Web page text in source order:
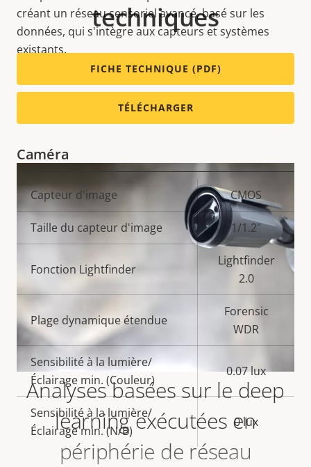
créant un réseau sensoriel avancé, basé sur les
données, qui s'intègre aux capteurs et systèmes
existants.
TÉLÉCHARGER
Analyses basées sur le deep
learning exécutées en
périphérie de réseau
techniques
FICHE TECHNIQUE (PDF)
Variantes : AXIS P1468-XLE / AXIS P1468-XLE JP
Caméra
Description
de la
propriété
Valeur de
la
propriété
Capteur d'image CMOS
Taille du capteur d'image 1/1.2"
Fonction Lightfinder
Lightfinder
2.0
Plage dynamique étendue
Forensic
WDR
Sensibilité à la lumière/
Éclairage min. (Couleur)
0.07 lux
Sensibilité à la lumière/
Éclairage min. (N/B)
0 lux